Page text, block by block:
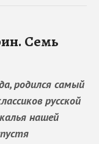
Семь
родился самый
русской
нашей